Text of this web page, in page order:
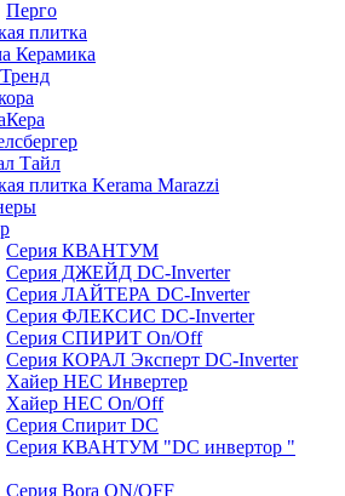
Перго
плитка
Керамика
Тайл
плитка Kerama Marazzi
Серия КВАНТУМ
Серия ДЖЕЙД DC-Inverter
Серия ЛАЙТЕРА DC-Inverter
Серия ФЛЕКСИС DC-Inverter
Серия СПИРИТ On/Off
Серия КОРАЛ Эксперт DC-Inverter
Хайер HEC Инвертер
Хайер HEC On/Off
Серия Спирит DC
Серия КВАНТУМ "DC инвертор "
Серия Bora ON/OFF